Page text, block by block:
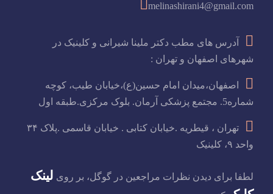
melinashirani4@gmail.com
آدرس های مطب دکتر ملینا شیرانی و کلینیک در
شهرهای اصفهان و تهران :
اصفهان،میدان امام حسین(ع)،خیابان طیب، کوچه
شماره5. مجتمع پزشکی آرمان. بلوک مرکزی.طبقه اول
تهران ، قیطریه .خیابان کتابی . خیابان قاسمی .پلاک ۳۴
واحد ۹، کلینیک
لطفا برای دیدن نظرات مراجعین در گوگل، بر روی لینک